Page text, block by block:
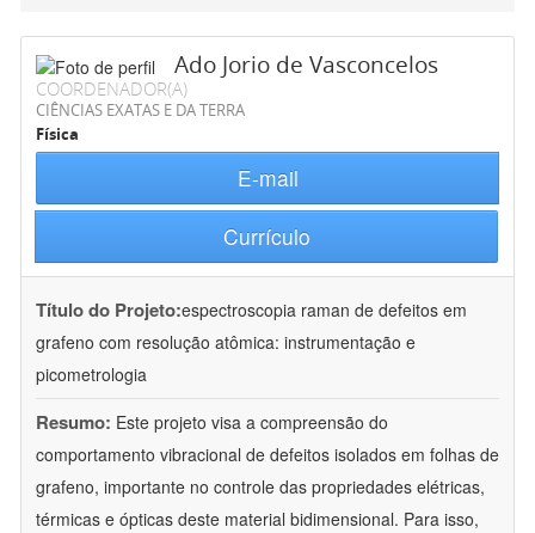
Ado Jorio de Vasconcelos
COORDENADOR(A)
CIÊNCIAS EXATAS E DA TERRA
Física
E-mail
Currículo
Título do Projeto:espectroscopia raman de defeitos em
grafeno com resolução atômica: instrumentação e
picometrologia
Resumo: Este projeto visa a compreensão do
comportamento vibracional de defeitos isolados em folhas de
grafeno, importante no controle das propriedades elétricas,
térmicas e ópticas deste material bidimensional. Para isso,